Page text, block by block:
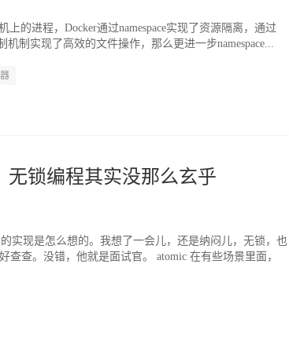
上的进程，Docker通过namespace实现了资源隔离，通过
制实现了高效的文件操作，那么更进一步namespace...
无锁编程其实没那么玄乎
实现是怎么想的。我想了一会儿，还是纳闷儿，无锁，也
查查。没错，他就是面试官。 atomic 在有些场景里面，